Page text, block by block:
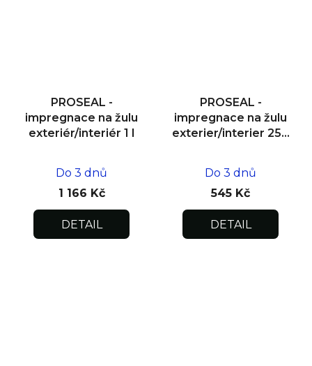
PROSEAL -
impregnace na žulu
exteriér/interiér 1 l
Do 3 dnů
1 166 Kč
DETAIL
PROSEAL -
impregnace na žulu
exterier/interier 250
Do 3 dnů
545 Kč
DETAIL